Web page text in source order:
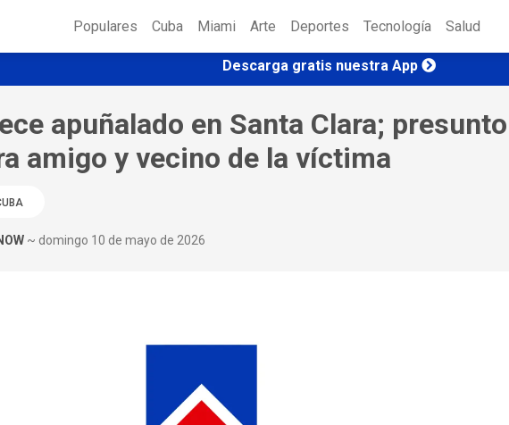
Populares Cuba Miami Arte Deportes Tecnología Salud
Descarga gratis nuestra App
apuñalado en Santa Clara; presunto
amigo y vecino de la víctima
~ domingo 10 de mayo de 2026